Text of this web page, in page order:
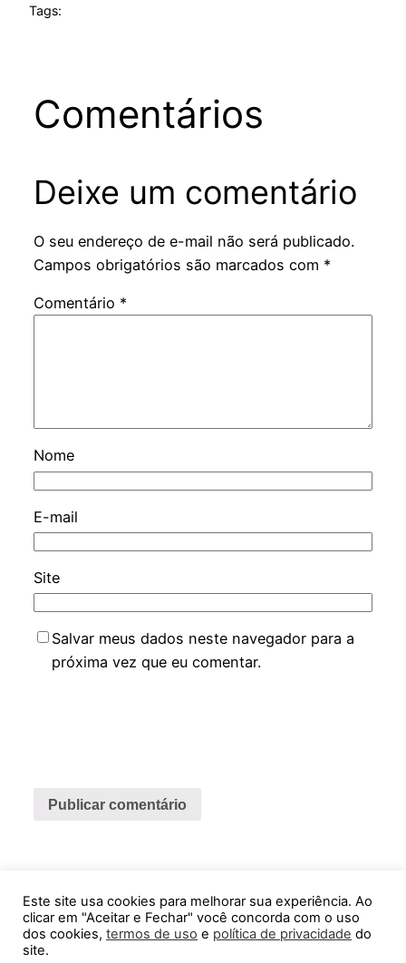
Tags:
Comentários
Deixe um comentário
O seu endereço de e-mail não será publicado.
Campos obrigatórios são marcados com *
Comentário *
Nome
E-mail
Site
Salvar meus dados neste navegador para a
próxima vez que eu comentar.
Feira Virtual ABCDMRR
Este site usa cookies para melhorar sua experiência. Ao
clicar em "Aceitar e Fechar" você concorda com o uso
dos cookies, termos de uso e política de privacidade do
site.